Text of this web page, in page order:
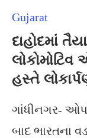
Gujarat
દાહોદમાં
લોકોમોટિવ
હસ્તે
ગાંધીનગર-
બાદ ભારતના